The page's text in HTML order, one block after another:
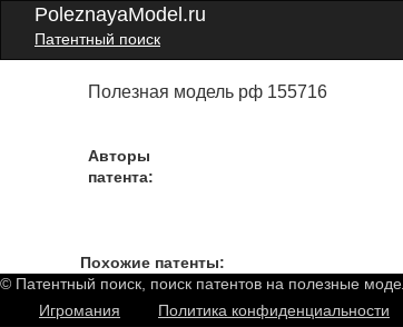
PoleznayaModel.ru
Патентный поиск
Полезная модель рф 155716
Авторы
патента:
Похожие патенты:
© Патентный поиск, поиск патентов на полезные
Игромания
Политика конфиденциальности